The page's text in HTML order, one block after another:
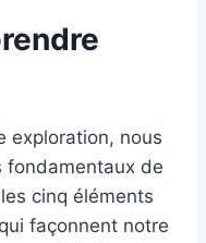
exploration, nous
fondamentaux de
cinq éléments
qui façonnent notre